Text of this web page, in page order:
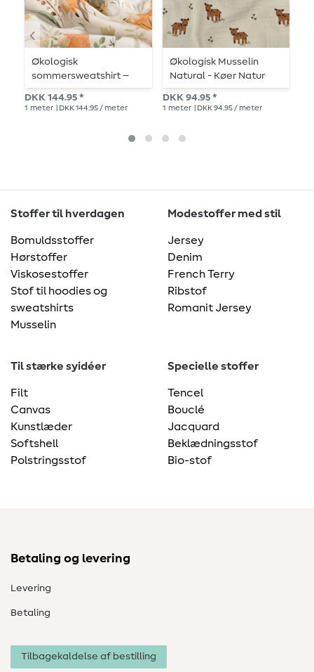
Økologisk
sommersweatshirt –
French Terry med
digitalt tryk af ræve,
DKK 144.95 *
1 meter | DKK 144.95 / meter
Økologisk Musselin
Natural - Køer Natur
DKK 94.95 *
1 meter | DKK 94.95 / meter
Stoffer til hverdagen
Bomuldsstoffer
Hørstoffer
Viskosestoffer
Stof til hoodies og
sweatshirts
Musselin
Modestoffer med stil
Jersey
Denim
French Terry
Ribstof
Romanit Jersey
Til stærke syidéer
Filt
Canvas
Kunstlæder
Softshell
Polstringsstof
Specielle stoffer
Tencel
Bouclé
Jacquard
Beklædningsstof
Bio-stof
Betaling og levering
Levering
Betaling
Tilbagekaldelse af bestilling